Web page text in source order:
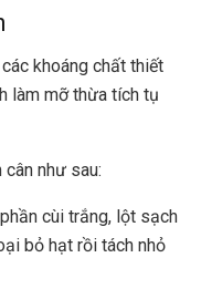
khoáng chất thiết
làm mỡ thừa tích tụ
như sau:
cùi trắng, lột sạch
bỏ hạt rồi tách nhỏ